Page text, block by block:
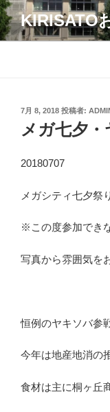
コ
ン
テ
KIRISATO
投
日:
7月 8, 2018 投稿者:
メガ七夕
20180707
メガシティ七夕祭
※この度参加でき
写真から雰囲気を
恒例のヤキソバ参
今年は地産地消の
食材は主に桐ヶ丘